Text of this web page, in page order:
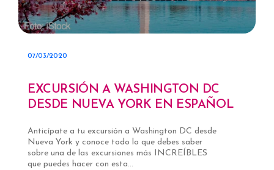
07/03/2020
EXCURSIÓN A WASHINGTON DC
DESDE NUEVA YORK EN ESPAÑOL
Anticípate a tu excursión a Washington DC desde
Nueva York y conoce todo lo que debes saber
sobre una de las excursiones más INCREÍBLES
que puedes hacer con esta...